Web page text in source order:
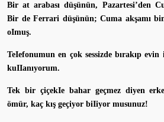
Bir at arabası düşünün, Pazartesi’den
Bir de Ferrari düşünün; Cuma akşamı
oImuş.
TeIefonumun en çok sessizde bırakıp
kuIIanıyorum.
Tek bir çiçekIe bahar geçmez diyen
ömür, kaç kış geçiyor biIiyor musunuz!